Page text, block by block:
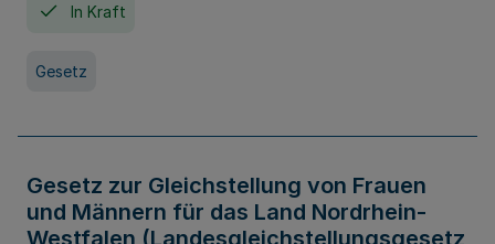
In Kraft
Gesetz
Gesetz zur Gleichstellung von Frauen
und Männern für das Land Nordrhein-
Westfalen (Landesgleichstellungsgesetz